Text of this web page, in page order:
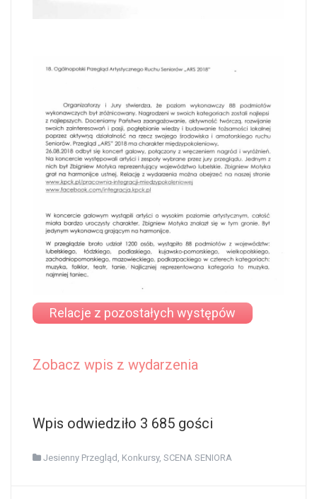
Relacje z pozostałych występów
Zobacz wpis z wydarzenia
Wpis odwiedziło 3 685 gości
Jesienny Przegląd Konkursy, SCENA SENIORA